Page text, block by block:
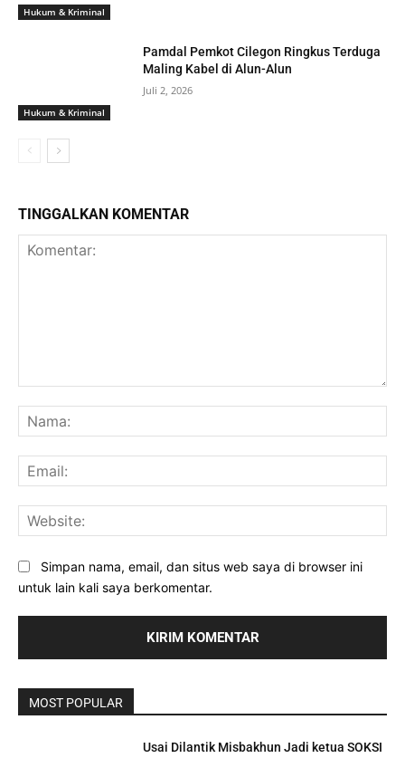
Hukum & Kriminal
Hukum & Kriminal
Pamdal Pemkot Cilegon Ringkus Terduga
Maling Kabel di Alun-Alun
Juli 2, 2026
TINGGALKAN KOMENTAR
Simpan nama, email, dan situs web saya di browser ini
untuk lain kali saya berkomentar.
MOST POPULAR
Usai Dilantik Misbakhun Jadi ketua SOKSI